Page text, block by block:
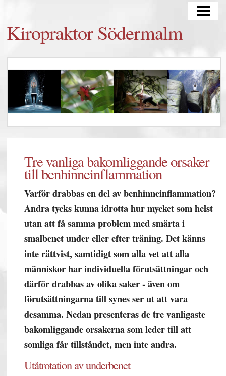
BEHANDLINGAR
Kiropraktor Södermalm
Tre vanliga bakomliggande orsaker
till benhinneinflammation
Varför drabbas en del av benhinneinflammation?
Andra tycks kunna idrotta hur mycket som helst
utan att få samma problem med smärta i
smalbenet under eller efter träning. Det känns
inte rättvist, samtidigt som alla vet att alla
människor har individuella förutsättningar och
därför drabbas av olika saker - även om
förutsättningarna till synes ser ut att vara
desamma. Nedan presenteras de tre vanligaste
bakomliggande orsakerna som leder till att
somliga får tillståndet, men inte andra.
Utåtrotation av underbenet